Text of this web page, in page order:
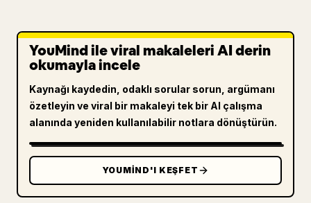
YouMind ile viral makaleleri AI derin
okumayla incele
Kaynağı kaydedin, odaklı sorular sorun, argümanı
özetleyin ve viral bir makaleyi tek bir AI çalışma
alanında yeniden kullanılabilir notlara dönüştürün.
YOUMIND'I KEŞFET